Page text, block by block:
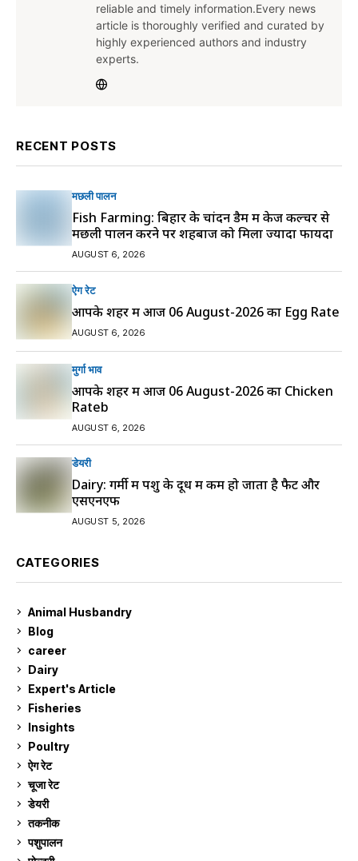
reliable and timely information.Every news
article is thoroughly verified and curated by
highly experienced authors and industry
experts.
RECENT POSTS
मछली पालन
Fish Farming: बिहार के चांदन डैम में केज कल्चर से
मछली पालन करने पर शहबाज को मिला ज्यादा फायदा
AUGUST 6, 2026
ऐग रेट
आपके शहर में आज 06 August-2026 का Egg Rate
AUGUST 6, 2026
मुर्गा भाव
आपके शहर में आज 06 August-2026 का Chicken
Rateb
AUGUST 6, 2026
डेयरी
Dairy: गर्मी में पशु के दूध में कम हो जाता है फैट और
एसएनएफ
AUGUST 5, 2026
CATEGORIES
Animal Husbandry
Blog
career
Dairy
Expert's Article
Fisheries
Insights
Poultry
ऐग रेट
चूजा रेट
डेयरी
तकनीक
पशुपालन